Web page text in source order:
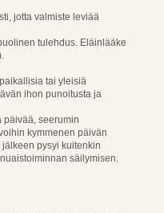
jotta valmiste leviää
tulehdus. Eläinlääke
tai yleisiä
ihon punoitusta ja
päivää, seerumin
kymmenen päivän
pysyi kuitenkin
säilymisen.